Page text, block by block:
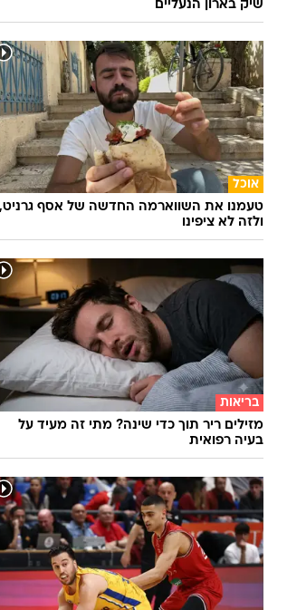
אופנה
הדרך הפשוטה להפוך כפכפי אצבע לפיס הכי
אוכל
טעמנו את השווארמה החדשה של אסף גרניט,
ולזה לא ציפינו
בריאות